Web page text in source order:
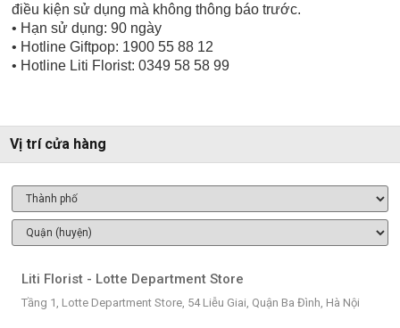
điều kiện sử dụng mà không thông báo trước.
• Hạn sử dụng: 90 ngày
• Hotline Giftpop: 1900 55 88 12
• Hotline Liti Florist: 0349 58 58 99
Vị trí cửa hàng
Liti Florist - Lotte Department Store
Tầng 1, Lotte Department Store, 54 Liễu Giai, Quận Ba Đình, Hà Nội